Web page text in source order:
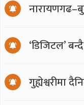
‘डिजिटल’
गुह्येश्वरीमा